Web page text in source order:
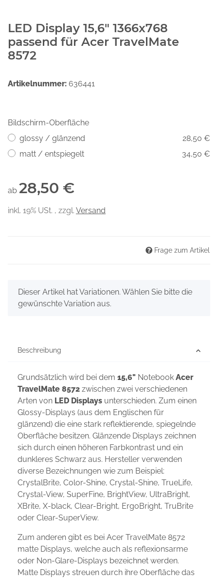
LED Display 15,6" 1366x768
passend für Acer TravelMate
8572
Artikelnummer: 636441
Bildschirm-Oberfläche
glossy / glänzend
28,50 €
matt / entspiegelt
34,50 €
ab 28,50 €
inkl. 19% USt. , zzgl. Versand
Frage zum Artikel
x
Dieser Artikel hat Variationen. Wählen Sie bitte die
gewünschte Variation aus.
Beschreibung
Grundsätzlich wird bei dem 15,6" Notebook Acer
TravelMate 8572 zwischen zwei verschiedenen
Arten von LED Displays unterschieden. Zum einen
Glossy-Displays (aus dem Englischen für
glänzend) die eine stark reflektierende, spiegelnde
Oberfläche besitzen. Glänzende Displays zeichnen
sich durch einen höheren Farbkontrast und ein
dunkleres Schwarz aus. Hersteller verwenden
diverse Bezeichnungen wie zum Beispiel:
CrystalBrite, Color-Shine, Crystal-Shine, TrueLife,
Crystal-View, SuperFine, BrightView, UltraBright,
XBrite, X-black, Clear-Bright, ErgoBright, TruBrite
oder Clear-SuperView.
Zum anderen gibt es bei Acer TravelMate 8572
matte Displays, welche auch als reflexionsarme
oder Non-Glare-Displays bezeichnet werden.
Matte Displays streuen durch ihre Oberfläche das